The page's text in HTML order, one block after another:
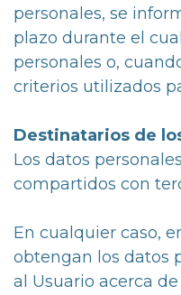
personales, se
plazo durante el
personales o,
criterios utilizados
Destinatarios de
Los datos
compartidos con
En cualquier caso,
obtengan los datos
al Usuario acerca